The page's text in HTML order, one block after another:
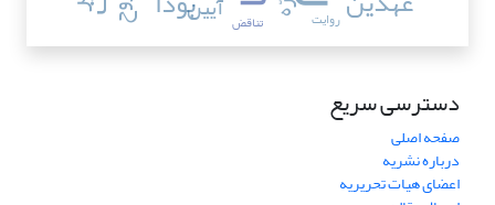
روح تناقض روایت
دسترسی سریع
صفحه اصلی
درباره نشریه
اعضای هیات تحریریه